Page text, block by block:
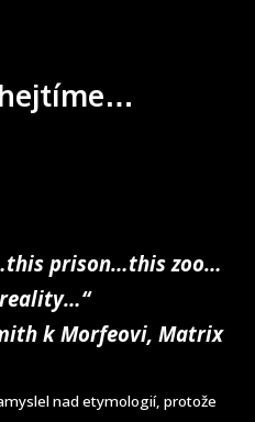
prison…this zoo…
k Morfeovi, Matrix
nad etymologií, protože